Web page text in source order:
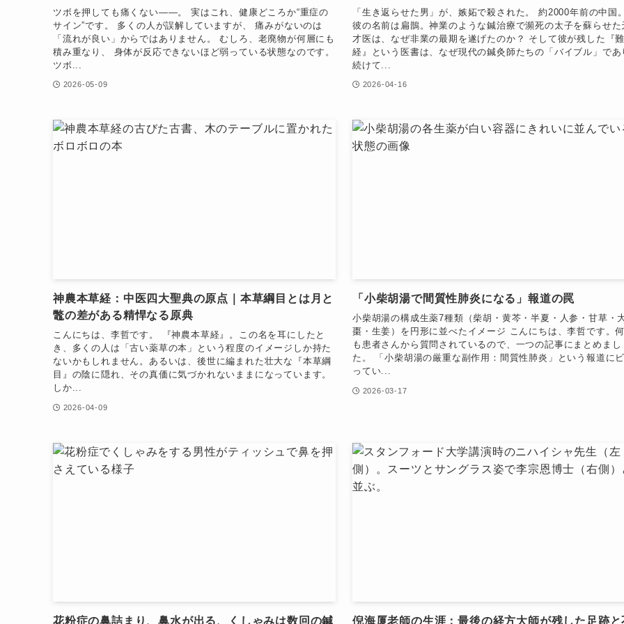
ツボを押しても痛くない——。 実はこれ、健康どころか“重症の
サイン”です。 多くの人が誤解していますが、 痛みがないのは
「流れが良い」からではありません。 むしろ、老廃物が何層にも
積み重なり、 身体が反応できないほど弱っている状態なのです。
ツボ...
2026-05-09
「生き返らせた男」が、嫉妬で殺された。 約2000年前の中国。
彼の名前は扁鵲。神業のような鍼治療で瀕死の太子を蘇らせた
才医は、なぜ非業の最期を遂げたのか？ そして彼が残した『難
経』という医書は、なぜ現代の鍼灸師たちの「バイブル」であ
続けて...
2026-04-16
神農本草経：中医四大聖典の原点｜本草綱目とは月と
鼈の差がある精悍なる原典
こんにちは、李哲です。 『神農本草経』。この名を耳にしたと
き、多くの人は「古い薬草の本」という程度のイメージしか持た
ないかもしれません。あるいは、後世に編まれた壮大な『本草綱
目』の陰に隠れ、その真価に気づかれないままになっています。
しか...
2026-04-09
「小柴胡湯で間質性肺炎になる」報道の罠
小柴胡湯の構成生薬7種類（柴胡・黄芩・半夏・人参・甘草・
棗・生姜）を円形に並べたイメージ こんにちは、李哲です。
も患者さんから質問されているので、一つの記事にまとめまし
た。 「小柴胡湯の厳重な副作用：間質性肺炎」という報道に
ってい...
2026-03-17
花粉症の鼻詰まり、鼻水が出る、くしゃみは数回の鍼 倪海厦老師の生涯：最後の経方大師が残した足跡と